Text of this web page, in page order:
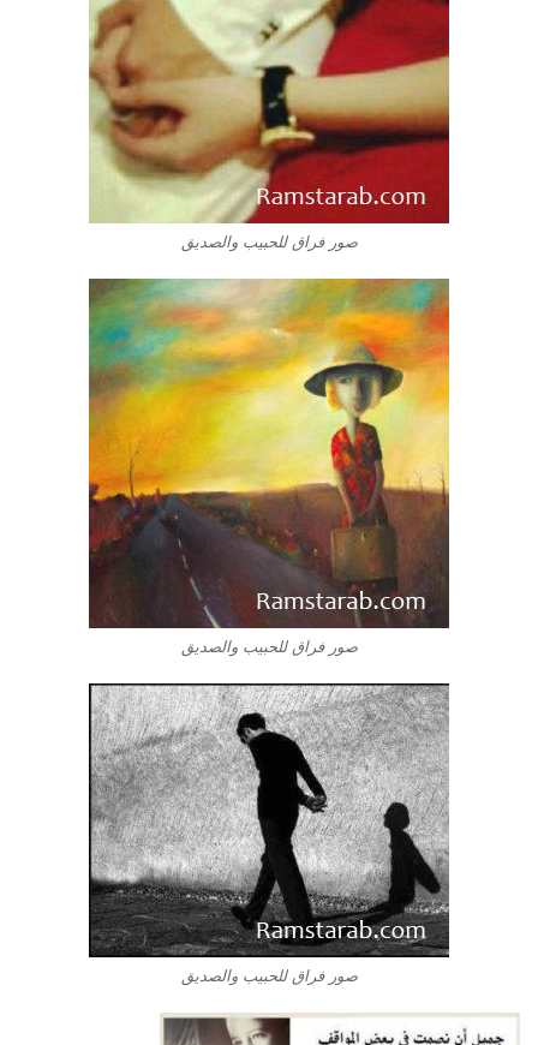
صور فراق للحبيب والصديق
صور فراق للحبيب والصديق
صور فراق للحبيب والصديق